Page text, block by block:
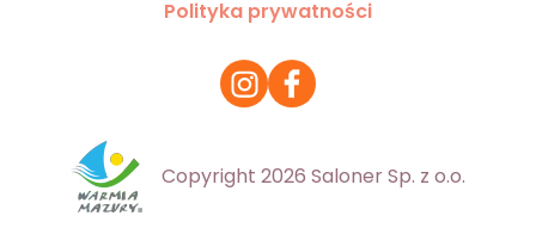
Polityka prywatności
Copyright 2026 Saloner Sp. z o.o.